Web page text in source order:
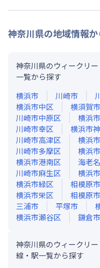
神奈川県の地域情報
神奈川県のウィークリ
一覧から探す
横浜市
川崎市
横浜市中区
横須賀市
川崎市中原区
横浜
川崎市幸区
横浜市
川崎市高津区
横浜
川崎市多摩区
横浜
横浜市港南区
海老
川崎市麻生区
横浜
横浜市緑区
相模原
横浜市栄区
相模原
三浦市
平塚市
横浜市瀬谷区
鎌倉市
神奈川県のウィークリ
線・駅一覧から探す